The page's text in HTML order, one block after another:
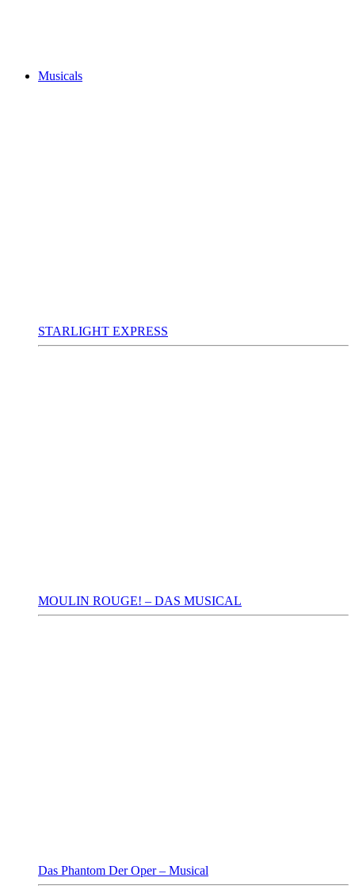
Musicals
STARLIGHT EXPRESS
MOULIN ROUGE! – DAS MUSICAL
Das Phantom Der Oper – Musical